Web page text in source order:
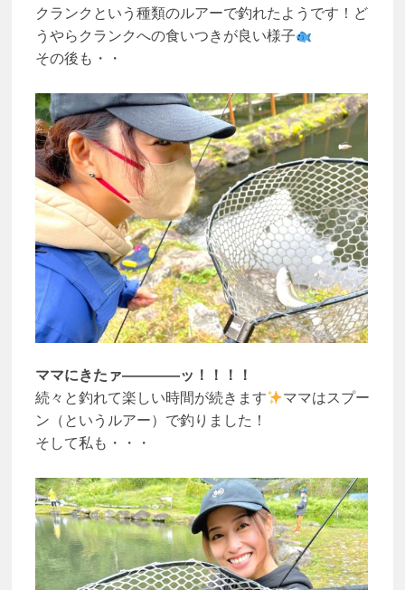
クランクという種類のルアーで釣れたようです！ど
うやらクランクへの食いつきが良い様子
その後も・・
ママにきたァ――――ッ！！！！
続々と釣れて楽しい時間が続きます
ママはスプー
ン（というルアー）で釣りました！
そして私も・・・